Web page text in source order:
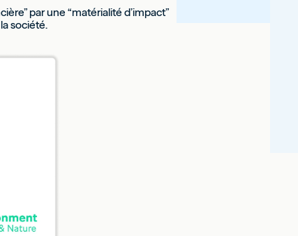
par une “matérialité d’impact”
société.